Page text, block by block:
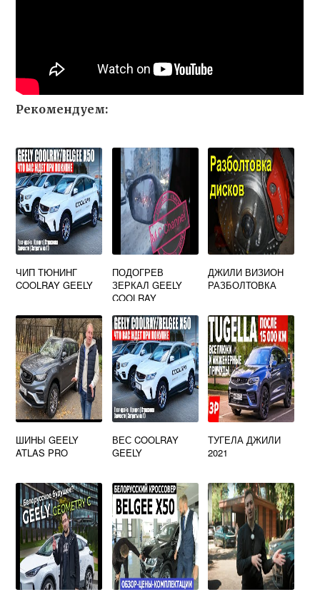
Рекомендуем:
ЧИП ТЮНИНГ
COOLRAY GEELY
ПОДОГРЕВ
ЗЕРКАЛ GEELY
COOLRAY
ДЖИЛИ ВИЗИОН
РАЗБОЛТОВКА
ШИНЫ GEELY
ATLAS PRO
ВЕС COOLRAY
GEELY
ТУГЕЛА ДЖИЛИ
2021